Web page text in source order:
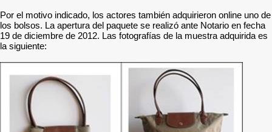
Por el motivo indicado, los actores también adquirieron online uno de
los bolsos. La apertura del paquete se realizó ante Notario en fecha
19 de diciembre de 2012. Las fotografías de la muestra adquirida es
la siguiente: